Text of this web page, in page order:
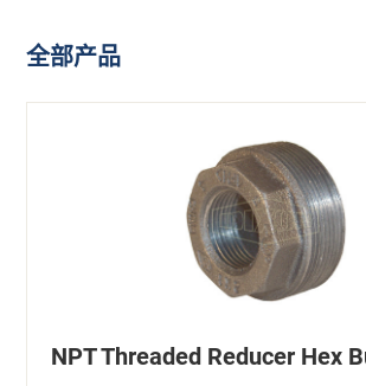
全部产品
NPT Threaded Reducer Hex